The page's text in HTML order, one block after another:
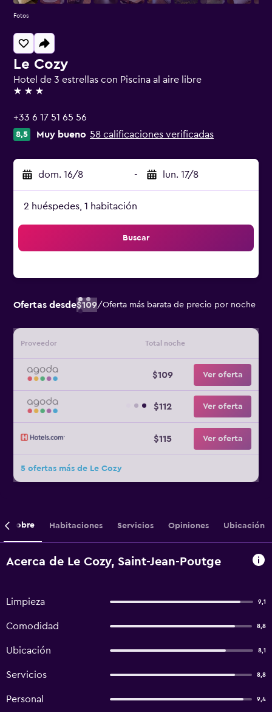
Le Cozy
Hotel de 3 estrellas con Piscina al aire libre
3 estrellas
+33 6 17 51 65 56
8,5 Muy bueno 58 calificaciones verificadas
dom. 16/8 - lun. 17/8
2 huéspedes, 1 habitación
Buscar
Ofertas desde$109/Oferta más barata de precio por noche
Proveedor Total noche
$109 Ver oferta
$112 Ver oferta
$115 Ver oferta
5 ofertas más de Le Cozy
Fotos
Sobre Habitaciones Servicios Opiniones Ubicación
Acerca de Le Cozy, Saint-Jean-Poutge
Limpieza 9,1
Comodidad 8,8
Ubicación 8,1
Servicios 8,8
Personal 9,4